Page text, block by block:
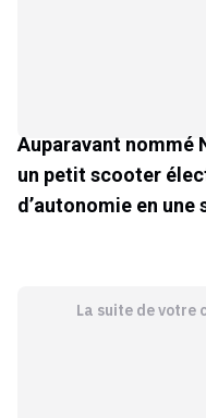
Auparavant nommé
un petit scooter
d’autonomie en une
La suite de votre